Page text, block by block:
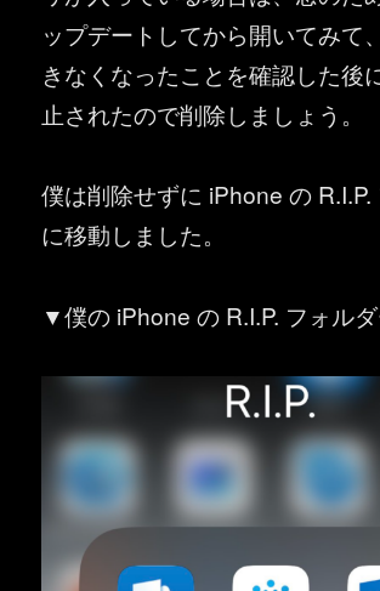
ップデートしてから開いてみて
きなくなったことを確認した後
止されたので削除しましょう。
僕は削除せずに iPhone の R.I.P.
に移動しました。
▼僕の iPhone の R.I.P. フォル